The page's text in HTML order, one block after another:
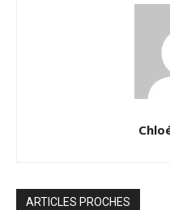
ARTICLES PROCHES